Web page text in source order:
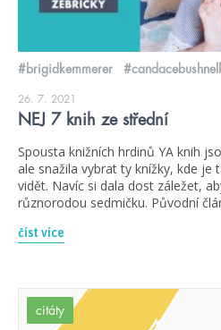
#brigidkemmerer #candacebushnell
26. 7. 2021
NEJ 7 knih ze střední
Spousta knižních hrdinů YA knih
ale snažila vybrat ty knížky, kde je
vidět. Navíc si dala dost záležet,
různorodou sedmičku. Původní
číst více
citáty